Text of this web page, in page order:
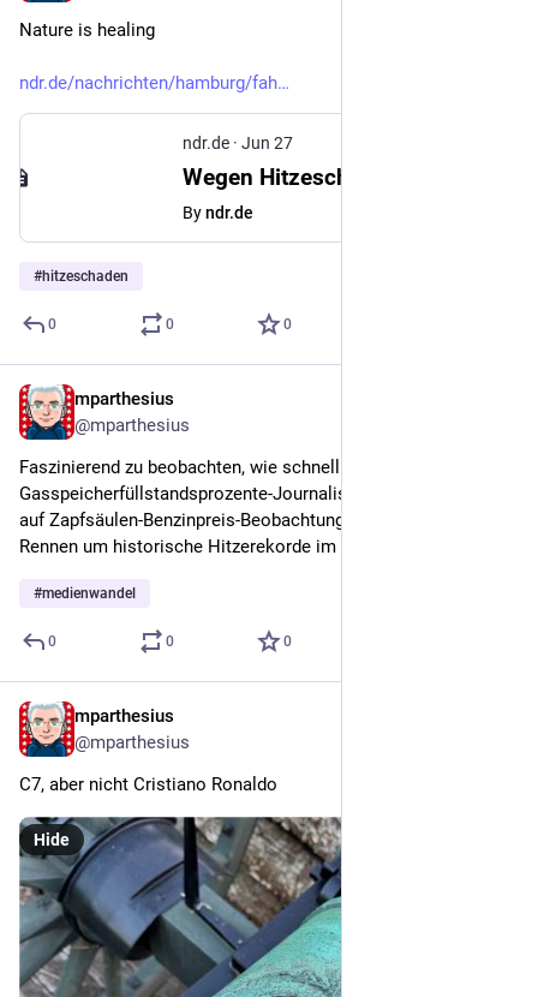
Nature is healing
ndr.de/nachrichten/hamburg/fah
ndr.de · Jun 27
Byndr.de
#hitzeschaden
0 0 0
mparthesius
@mparthesius
Faszinierend zu beobachten, wie schnell der
Gasspeicherfüllstandsprozente-Journalismus umgestellt hat
auf Zapfsäulen-Benzinpreis-Beobachtung und jetzt das heiße
Rennen um historische Hitzerekorde im Blick behält
#medienwandel
0 0 0
mparthesius
@mparthesius
C7, aber nicht Cristiano Ronaldo
Hide